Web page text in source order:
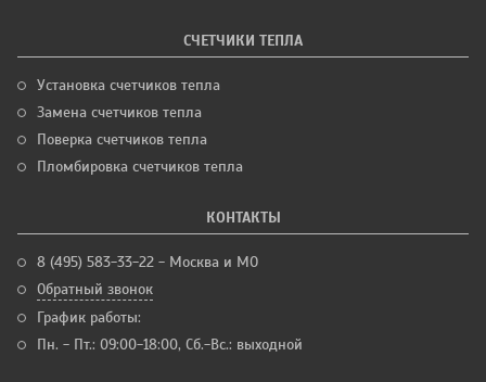
СЧЕТЧИКИ ТЕПЛА
Установка счетчиков тепла
Замена счетчиков тепла
Поверка счетчиков тепла
Пломбировка счетчиков тепла
КОНТАКТЫ
8 (495) 583-33-22 - Москва и МО
Обратный звонок
График работы:
Пн. - Пт.: 09:00-18:00, Сб.-Вс.: выходной